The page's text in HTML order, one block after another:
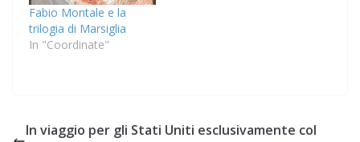
Fabio Montale e la
trilogia di Marsiglia
In "Coordinate"
In viaggio per gli Stati Uniti esclusivamente col